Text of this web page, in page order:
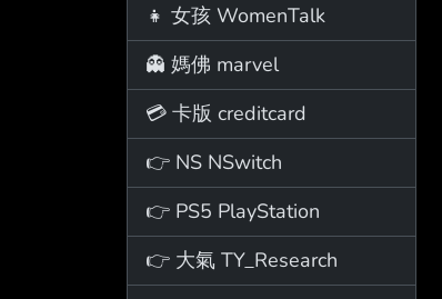
👧 女孩 WomenTalk
👻 媽佛 marvel
💳 卡版 creditcard
👉 NS NSwitch
👉 PS5 PlayStation
👉 大氣 TY_Research